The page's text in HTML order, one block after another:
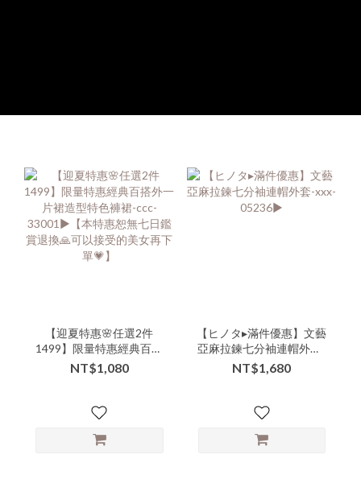
【迎夏特惠🌸任選2件
1499】限量特惠經典百搭
外一片裙造型特色褲裙-
ccc-33001▶【本特惠恕無
的美女再下單💗】
NT$1,080
【ヒノタ▸滿件優惠】文藝
亞麻拉鍊七分袖連帽外套-
xxx-05236▶
NT$1,680